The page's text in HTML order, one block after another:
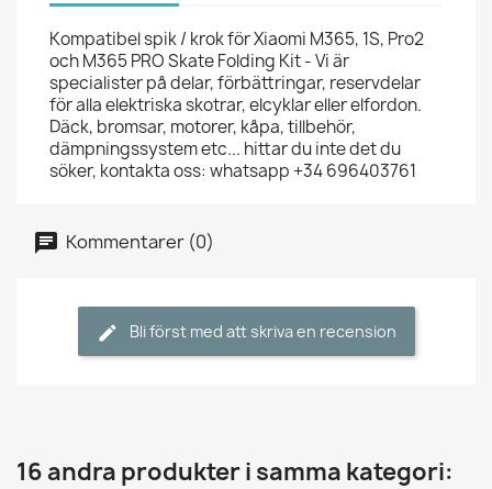
Kompatibel spik / krok för Xiaomi M365, 1S, Pro2
och M365 PRO Skate Folding Kit - Vi är
specialister på delar, förbättringar, reservdelar
för alla elektriska skotrar, elcyklar eller elfordon.
Däck, bromsar, motorer, kåpa, tillbehör,
dämpningssystem etc... hittar du inte det du
söker, kontakta oss: whatsapp +34 696403761
Kommentarer (0)
Bli först med att skriva en recension
16 andra produkter i samma kategori: